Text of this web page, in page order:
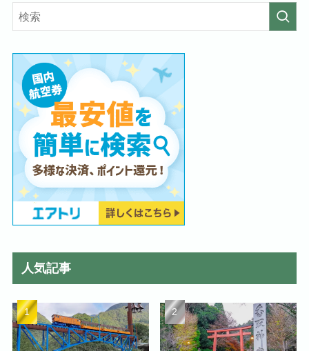
人気記事